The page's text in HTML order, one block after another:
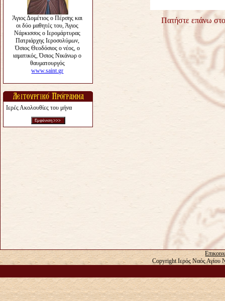
Ιερές Ακολουθίες του μήνα
Πατήστε επάνω στο
Copyright Ιερός Ναός Αγίου